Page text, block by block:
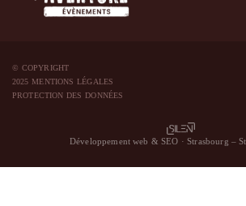
© COPYRIGHT
2025 MENTIONS LÉGALES
PROTECTION DES DONNÉES
Développement web & SEO · Strasbourg –